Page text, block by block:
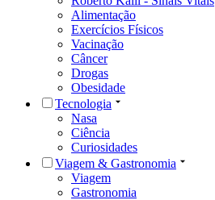
Alimentação
Exercícios Físicos
Vacinação
Câncer
Drogas
Obesidade
Tecnologia
Nasa
Ciência
Curiosidades
Viagem & Gastronomia
Viagem
Gastronomia